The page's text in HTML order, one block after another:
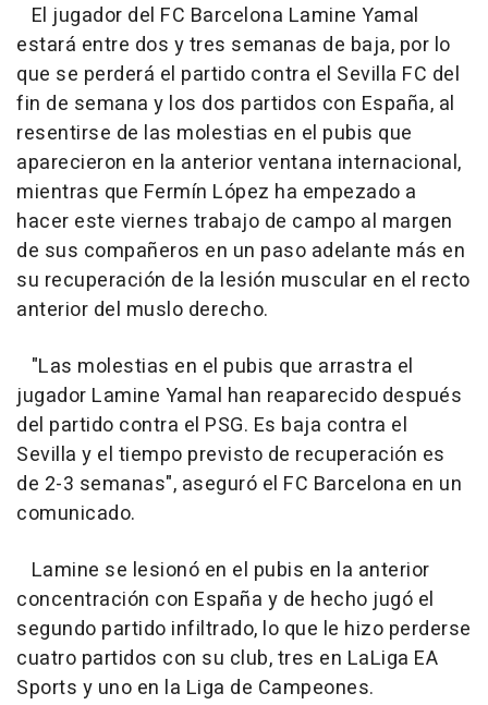
El jugador del FC Barcelona Lamine Yamal
estará entre dos y tres semanas de baja, por lo
que se perderá el partido contra el Sevilla FC del
fin de semana y los dos partidos con España, al
resentirse de las molestias en el pubis que
aparecieron en la anterior ventana internacional,
mientras que Fermín López ha empezado a
hacer este viernes trabajo de campo al margen
de sus compañeros en un paso adelante más en
su recuperación de la lesión muscular en el recto
anterior del muslo derecho.
"Las molestias en el pubis que arrastra el
jugador Lamine Yamal han reaparecido después
del partido contra el PSG. Es baja contra el
Sevilla y el tiempo previsto de recuperación es
de 2-3 semanas", aseguró el FC Barcelona en un
comunicado.
Lamine se lesionó en el pubis en la anterior
concentración con España y de hecho jugó el
segundo partido infiltrado, lo que le hizo perderse
cuatro partidos con su club, tres en LaLiga EA
Sports y uno en la Liga de Campeones.